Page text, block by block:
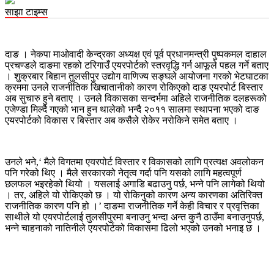
साझा टाइम्स
दाङ । नेकपा माओवादी केन्द्रका अध्यक्ष एवं पूर्व प्रधानमन्त्री पुष्पकमल दाहाल
प्रचण्डले दाङमा रहको टरिगाउँ एयरपोर्टको स्तरवृद्धि गर्न आफूले पहल गर्ने बताए
। शुक्रबार बिहान तुलसीपुर उद्योग वाणिज्य सङ्घले आयोजना गरको भेटघाटका
क्रममा उनले राजनीतिक खिचातानीको कारण रोकिएको दाङ एयरपोर्ट बिस्तार
अब सुचारु हुने बताए । उनले विकासका सन्दर्भमा अहिले राजनीतिक दलहरूको
एजेण्डा मिल्दै गएको भान हुन थालेको भन्दै २०११ सालमा स्थापना भएको दाङ
एयरपोर्टको विकास र बिस्तार अब कसैले रोकेर नरोकिने समेत बताए ।
उनले भने,‘ मैले विगतमा एयरपोर्ट विस्तार र विकासको लागि प्रत्यक्ष अवलोकन
पनि गरेको थिए । मैले सरकारको नेतृत्व गर्दा पनि यसको लागि महत्वपूर्ण
छलफल भइरहेको थियो । यसलाई अगाडि बढाउनु पर्छ, भन्ने पनि लागेको थियो
। तर, अहिले यो रोकिएको छ । यो रोकिनुको कारण अन्य कारणका अतिरिक्त
राजनीतिक कारण पनि हो ।’ दाङमा राजनीतिक गर्ने केही विचार र प्रवृत्तिका
साथीले यो एयरपोर्टलाई तुलसीपुरमा बनाउनु भन्दा अन्त कुनै ठाउँमा बनाउनुपर्छ,
भन्ने चाहनाको नातिनीले एयरपोर्टको विकासमा ढिलो भएको उनको भनाइ छ ।